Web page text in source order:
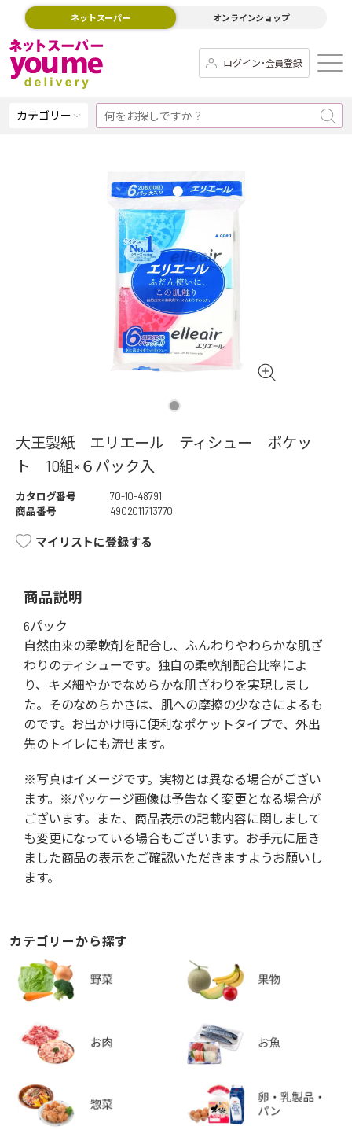
ネットスーパー オンラインショップ
ログイン･会員登録
カテゴリー
大王製紙 エリエール ティシュー ポケッ
ト 10組×６パック入
カタログ番号
70-10-48791
商品番号
4902011713770
マイリストに登録する
商品説明
6パック
自然由来の柔軟剤を配合し、ふんわりやわらかな肌ざ
わりのティシューです。独自の柔軟剤配合比率によ
り、キメ細やかでなめらかな肌ざわりを実現しまし
た。そのなめらかさは、肌への摩擦の少なさによるも
のです。お出かけ時に便利なポケットタイプで、外出
先のトイレにも流せます。
※写真はイメージです。実物とは異なる場合がござい
ます。※パッケージ画像は予告なく変更となる場合が
ございます。また、商品表示の記載内容に関しまして
も変更になっている場合もございます。お手元に届き
ました商品の表示をご確認いただきますようお願いし
ます。
カテゴリーから探す